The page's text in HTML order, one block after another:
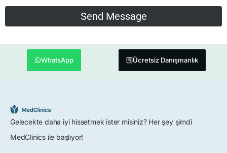
WhatsApp Ücretsiz Danışmanlık
Gelecekte daha iyi hissetmek ister misiniz? Her şey şimdi
MedClinics ile başlıyor!